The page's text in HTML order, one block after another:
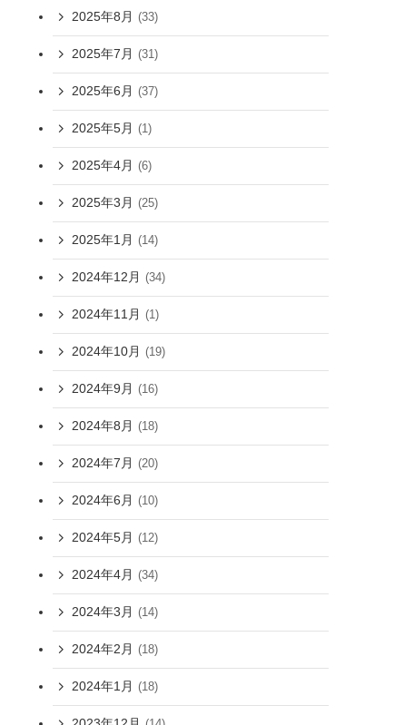
2025年8月 (33)
2025年7月 (31)
2025年6月 (37)
2025年5月 (1)
2025年4月 (6)
2025年3月 (25)
2025年1月 (14)
2024年12月 (34)
2024年11月 (1)
2024年10月 (19)
2024年9月 (16)
2024年8月 (18)
2024年7月 (20)
2024年6月 (10)
2024年5月 (12)
2024年4月 (34)
2024年3月 (14)
2024年2月 (18)
2024年1月 (18)